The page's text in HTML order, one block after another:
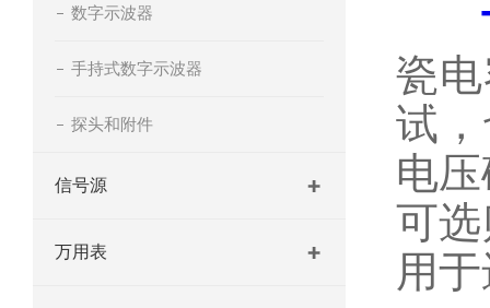
数字示波器
手持式数字示波器
探头和附件
信号源
万用表
瓷
试
电
可
用